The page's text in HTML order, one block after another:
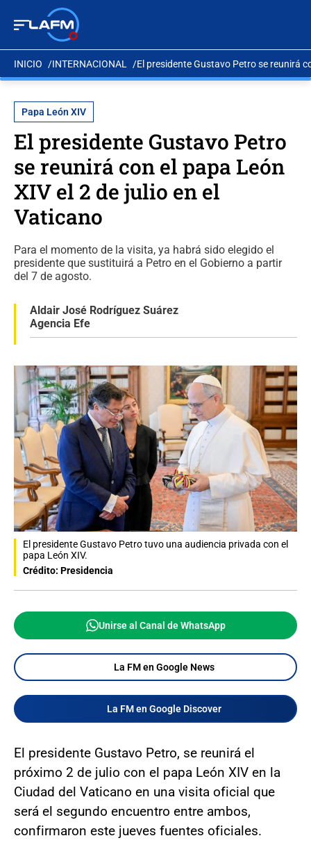
INICIO INTERNACIONAL El presidente Gustavo Petro se reunirá
Papa León XIV
El presidente Gustavo Petro
se reunirá con el papa León
XIV el 2 de julio en el
Vaticano
Para el momento de la visita, ya habrá sido elegido el
presidente que sustituirá a Petro en el Gobierno a partir
del 7 de agosto.
Aldair José Rodríguez Suárez
Agencia Efe
El presidente Gustavo Petro tuvo una audiencia privada con el
papa León XIV.
Crédito: Presidencia
Unirse al Canal de WhatsApp
La FM en Google News
La FM en Google Discover
El presidente Gustavo Petro, se reunirá el
próximo 2 de julio con el papa León XIV en la
Ciudad del Vaticano en una visita oficial que
será el segundo encuentro entre ambos,
confirmaron este jueves fuentes oficiales.